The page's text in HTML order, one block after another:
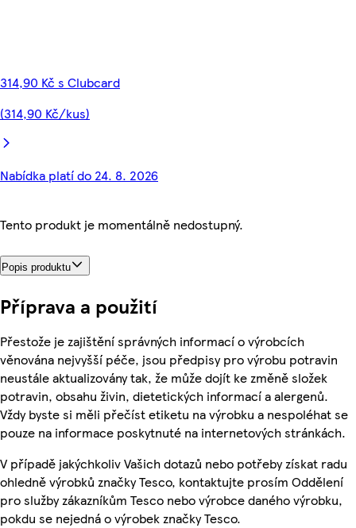
314,90 Kč s Clubcard
(314,90 Kč/kus)
Nabídka platí do 24. 8. 2026
Tento produkt je momentálně nedostupný.
Popis produktu
Příprava a použití
Přestože je zajištění správných informací o výrobcích
věnována nejvyšší péče, jsou předpisy pro výrobu potravin
neustále aktualizovány tak, že může dojít ke změně složek
potravin, obsahu živin, dietetických informací a alergenů.
Vždy byste si měli přečíst etiketu na výrobku a nespoléhat se
pouze na informace poskytnuté na internetových stránkách.
V případě jakýchkoliv Vašich dotazů nebo potřeby získat radu
ohledně výrobků značky Tesco, kontaktujte prosím Oddělení
pro služby zákazníkům Tesco nebo výrobce daného výrobku,
pokdu se nejedná o výrobek značky Tesco.